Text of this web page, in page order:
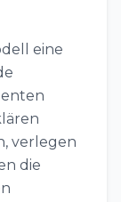
eine
verlegen
die